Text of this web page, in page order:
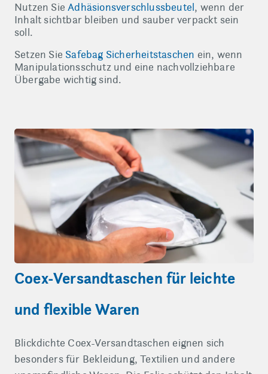
Nutzen SieAdhäsionsverschlussbeutel, wenn der
Inhalt sichtbar bleiben und sauber verpackt sein
soll.
Setzen Sie Safebag Sicherheitstaschen ein, wenn
Manipulationsschutz und eine nachvollziehbare
Übergabe wichtig sind.
Coex-Versandtaschen für leichte
und flexible Waren
Blickdichte Coex-Versandtaschen eignen sich
besonders für Bekleidung, Textilien und andere